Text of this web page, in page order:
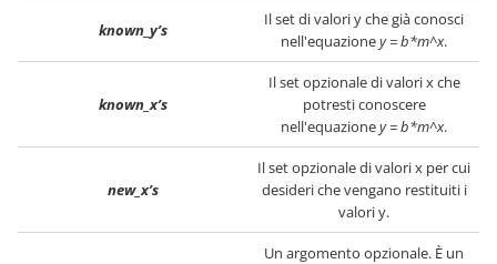
known_y’s
Il set di valori y che già conosci
nell'equazioney = b*m^x.
known_x’s
Il set opzionale di valori x che
potresti conoscere
nell'equazioney = b*m^x.
new_x’s
Il set opzionale di valori x per cui
desideri che vengano restituiti i
valori y.
Un argomento opzionale. È un